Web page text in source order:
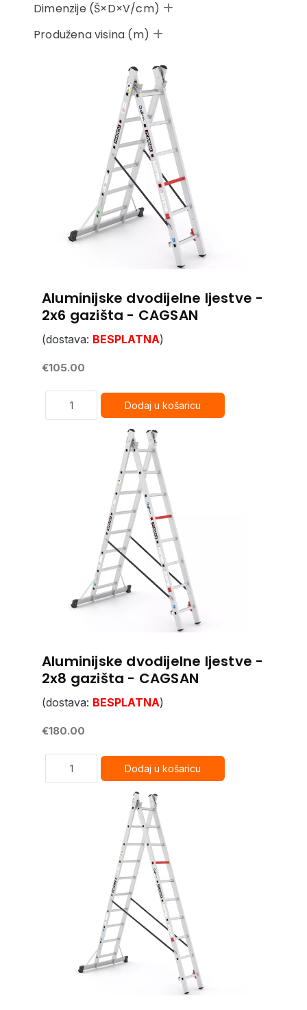
Dimenzije (Š×D×V/cm)
Produžena visina (m)
Aluminijske dvodijelne ljestve -
2x6 gazišta - CAGSAN
(dostava: BESPLATNA)
€105.00
Aluminijske dvodijelne ljestve -
2x8 gazišta - CAGSAN
(dostava: BESPLATNA)
€180.00